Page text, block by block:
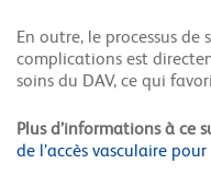
En outre, le processus
complications est
soins du DAV, ce qui
Plus d’informations à ce
de l’accès vasculaire